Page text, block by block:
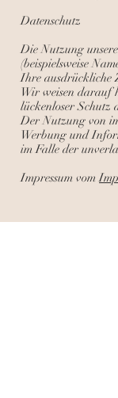
Datenschutz
Die Nutzung
(beispielsweise
Ihre ausdrückliche
Wir weisen darauf
lückenloser
Der Nutzung von
Werbung und
im Falle der
Impressum vom